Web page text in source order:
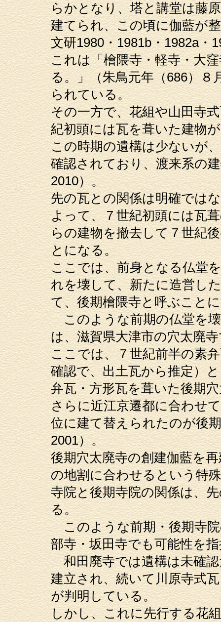
らかとなり、塔と講堂は藤
建てられ、この頃に伽藍が
文研1980・1981b・1982a・
これは「檜隈寺・軽寺・大
る。」（朱鳥元年（686）８
られている。
その一方で、花組や山田寺
紀初頭には瓦を葺いた建物
この時期の遺構は少ないが
確認されており、渡来系の
2010）。
先の瓦との関係は明確では
よって、７世紀初頭には瓦
らの建物を撤去して７世紀
とになる。
ここでは、前身となる仏堂
れを壊して、新たに造営し
て、後期檜隈寺と呼ぶこと
このような前期の仏堂を壊
は、滋賀県大津市の穴太廃
ここでは、７世紀前半の素
確認で、出土瓦から推定）
弁瓦・方形瓦を葺いた後期
さらに近江京遷都に合わせ
位に建て替えられたのが後
2001）。
後期穴太廃寺の創建伽藍を
の地割に合わせるという特
寺院と後期寺院の関係は、
る。
このような前期・後期寺院
部寺・坂田寺でも可能性を
和田廃寺では遺構は未確認
建立され、続いて川原寺式
が判明している。
しかし、これに先行する花